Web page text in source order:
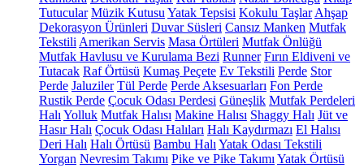
Tutucular Müzik Kutusu Yatak Tepsisi Kokulu Taşlar Ahşap
Dekorasyon Ürünleri Duvar Süsleri Cansız Manken Mutfak
Tekstili Amerikan Servis Masa Örtüleri Mutfak Önlüğü
Mutfak Havlusu ve Kurulama Bezi Runner Fırın Eldiveni ve
Tutacak Raf Örtüsü Kumaş Peçete Ev Tekstili Perde Stor
Perde Jaluziler Tül Perde Perde Aksesuarları Fon Perde
Rustik Perde Çocuk Odası Perdesi Güneşlik Mutfak Perdeleri
Halı Yolluk Mutfak Halısı Makine Halısı Shaggy Halı Jüt ve
Hasır Halı Çocuk Odası Halıları Halı Kaydırmazı El Halısı
Deri Halı Halı Örtüsü Bambu Halı Yatak Odası Tekstili
Yorgan Nevresim Takımı Pike ve Pike Takımı Yatak Örtüsü